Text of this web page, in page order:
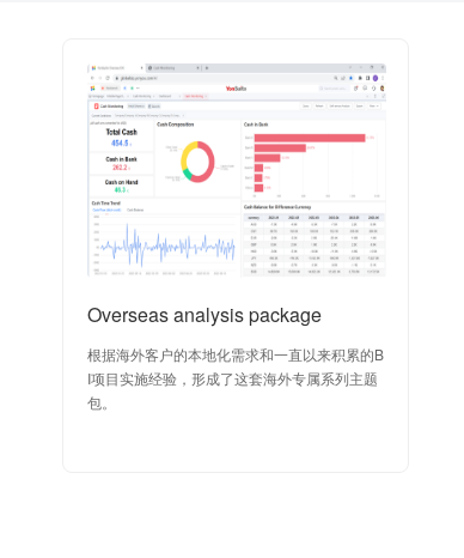
Overseas analysis package
根据海外客户的本地化需求和一直以来积累的B
I项目实施经验，形成了这套海外专属系列主题
包。